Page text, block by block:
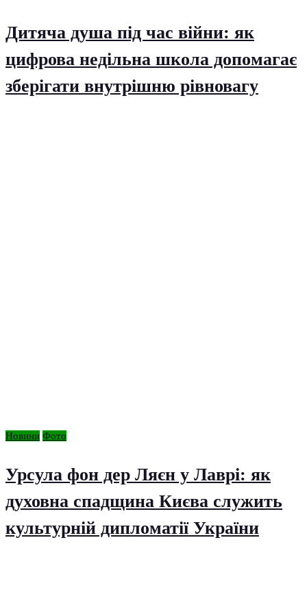
Дитяча душа під час війни: як
цифрова недільна школа допомагає
зберігати внутрішню рівновагу
Новини Фото
Урсула фон дер Ляєн у Лаврі: як
духовна спадщина Києва служить
культурній дипломатії України